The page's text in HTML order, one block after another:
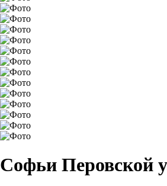
Софьи Перовской